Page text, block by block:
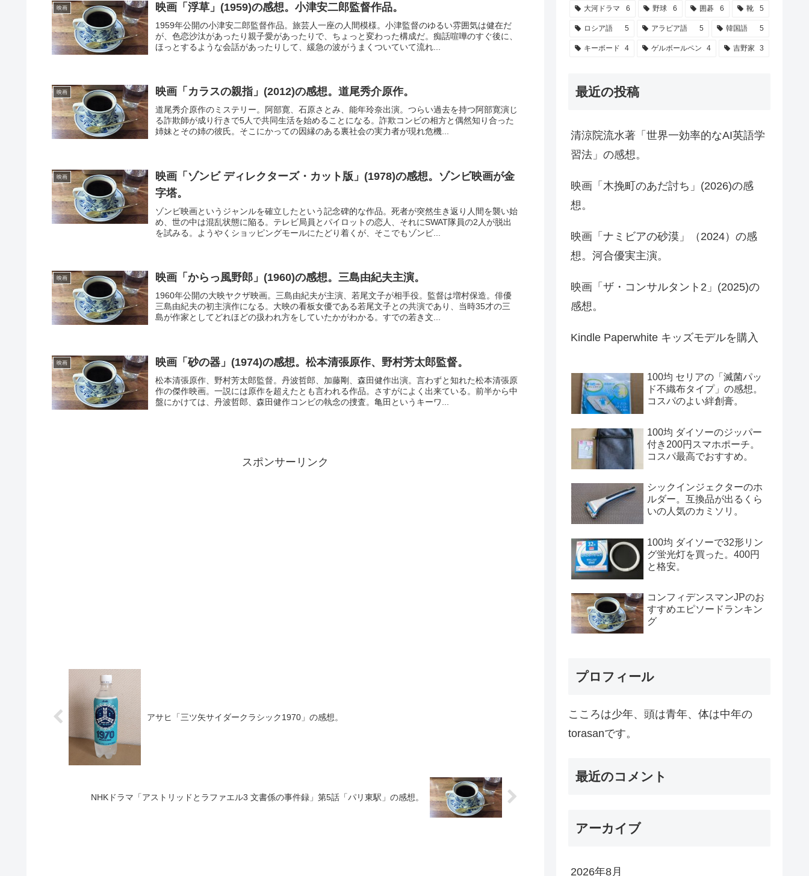
映画 映画「浮草」(1959)の感想。小津安二郎監督作品。
1959年公開の小津安二郎監督作品。旅芸人一座の人間模様。小津監督のゆるい雰囲気は健在だ
が、色恋沙汰があったり親子愛があったりで、ちょっと変わった構成だ。痴話喧嘩のすぐ後に、
ほっとするような会話があったりして、緩急の波がうまくついていて流れ...
映画 映画「カラスの親指」(2012)の感想。道尾秀介原作。
道尾秀介原作のミステリー。阿部寛、石原さとみ、能年玲奈出演。つらい過去を持つ阿部寛演じ
る詐欺師が成り行きで5人で共同生活を始めることになる。詐欺コンビの相方と偶然知り合った
姉妹とその姉の彼氏。そこにかっての因縁のある裏社会の実力者が現れ危機...
映画
映画「ゾンビ ディレクターズ・カット版」(1978)の感想。ゾンビ映画が金
字塔。
ゾンビ映画というジャンルを確立したという記念碑的な作品。死者が突然生き返り人間を襲い始
め、世の中は混乱状態に陥る。テレビ局員とパイロットの恋人、それにSWAT隊員の2人が脱出
を試みる。ようやくショッピングモールにたどり着くが、そこでもゾンビ...
映画 映画「からっ風野郎」(1960)の感想。三島由紀夫主演。
1960年公開の大映ヤクザ映画。三島由紀夫が主演、若尾文子が相手役。監督は増村保造。俳優
三島由紀夫の初主演作になる。大映の看板女優である若尾文子との共演であり、当時35才の三
島が作家としてどれほどの扱われ方をしていたかがわかる。すでの若き文...
映画 映画「砂の器」(1974)の感想。松本清張原作、野村芳太郎監督。
松本清張原作、野村芳太郎監督。丹波哲郎、加藤剛、森田健作出演。言わずと知れた松本清張原
作の傑作映画。一説には原作を超えたとも言われる作品。さすがによく出来ている。前半から中
盤にかけては、丹波哲郎、森田健作コンビの執念の捜査。亀田というキーワ...
スポンサーリンク
アサヒ「三ツ矢サイダークラシック1970」の感想。
NHKドラマ「アストリッドとラファエル3 文書係の事件録」第5話「パリ東駅」の感想。
大河ドラマ 6 野球 6 囲碁 6 靴 5
ロシア語 5 アラビア語 5 韓国語 5
キーボード 4 ゲルボールペン 4 吉野家 3
最近の投稿
清涼院流水著「世界一効率的なAI英語学
習法」の感想。
映画「木挽町のあだ討ち」(2026)の感
想。
映画「ナミビアの砂漠」（2024）の感
想。河合優実主演。
映画「ザ・コンサルタント2」(2025)の
感想。
Kindle Paperwhite キッズモデルを購入
100均 セリアの「滅菌パッ
ド不織布タイプ」の感想。
コスパのよい絆創膏。
100均 ダイソーのジッパー
付き200円スマホポーチ。
コスパ最高でおすすめ。
シックインジェクターのホ
ルダー。互換品が出るくら
いの人気のカミソリ。
100均 ダイソーで32形リン
グ蛍光灯を買った。400円
と格安。
コンフィデンスマンJPのお
すすめエピソードランキン
グ
プロフィール
こころは少年、頭は青年、体は中年の
torasanです。
最近のコメント
アーカイブ
2026年8月